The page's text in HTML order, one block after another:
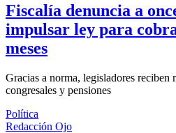
Fiscalía denuncia a
impulsar ley para
meses
Gracias a norma, legisladores reciben
congresales y pensiones
Política
Redacción Ojo